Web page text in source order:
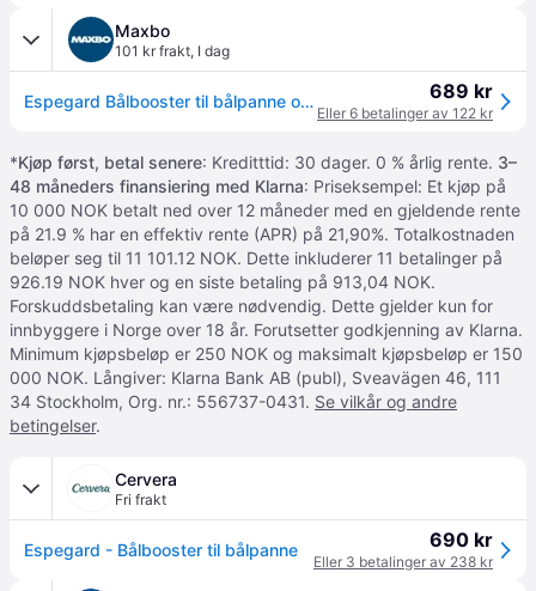
Maxbo
101 kr frakt, I dag
Espegard Bålbooster til bålpanne og fyrfat 689 kr
Eller 6 betalinger av 122 kr
*Kjøp først, betal senere: Kreditttid: 30 dager. 0 % årlig rente. 3–
48 måneders finansiering med Klarna: Priseksempel: Et kjøp på
10 000 NOK betalt ned over 12 måneder med en gjeldende rente
på 21.9 % har en effektiv rente (APR) på 21,90%. Totalkostnaden
beløper seg til 11 101.12 NOK. Dette inkluderer 11 betalinger på
926.19 NOK hver og en siste betaling på 913,04 NOK.
Forskuddsbetaling kan være nødvendig. Dette gjelder kun for
innbyggere i Norge over 18 år. Forutsetter godkjenning av Klarna.
Minimum kjøpsbeløp er 250 NOK og maksimalt kjøpsbeløp er 150
000 NOK. Långiver: Klarna Bank AB (publ), Sveavägen 46, 111
34 Stockholm, Org. nr.: 556737-0431. Se vilkår og andre
betingelser.
Cervera
Fri frakt
Espegard - Bålbooster til bålpanne 690 kr
Eller 3 betalinger av 238 kr